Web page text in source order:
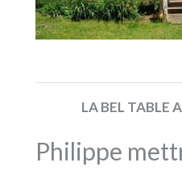
LA BEL TABLE
Philippe